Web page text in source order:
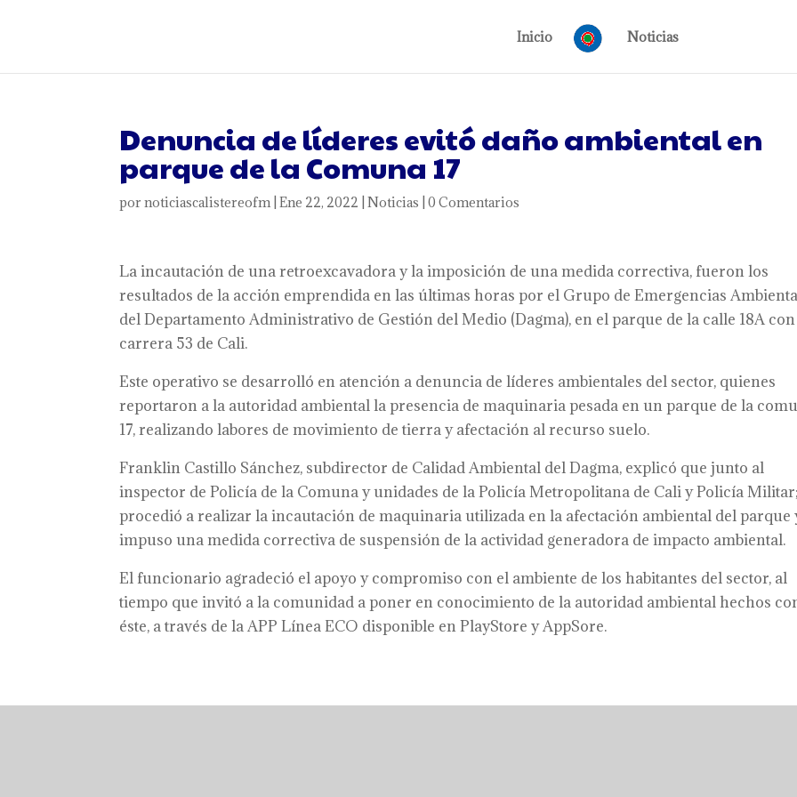
Inicio Noticias
Denuncia de líderes evitó daño ambiental en
parque de la Comuna 17
pornoticiascalistereofm|Ene 22, 2022 |Noticias |0 Comentarios
La incautación de una retroexcavadora y la imposición de una medida correctiva, fueron los
resultados de la acción emprendida en las últimas horas por el Grupo de Emergencias
del Departamento Administrativo de Gestión del Medio (Dagma), en el parque de la calle 18A con
carrera 53 de Cali.
Este operativo se desarrolló en atención a denuncia de líderes ambientales del sector, quienes
reportaron a la autoridad ambiental la presencia de maquinaria pesada en un parque de la
17, realizando labores de movimiento de tierra y afectación al recurso suelo.
Franklin Castillo Sánchez, subdirector de Calidad Ambiental del Dagma, explicó que junto al
inspector de Policía de la Comuna y unidades de la Policía Metropolitana de Cali y Policía
procedió a realizar la incautación de maquinaria utilizada en la afectación ambiental del parque
impuso una medida correctiva de suspensión de la actividad generadora de impacto ambiental.
El funcionario agradeció el apoyo y compromiso con el ambiente de los habitantes del sector, al
tiempo que invitó a la comunidad a poner en conocimiento de la autoridad ambiental hechos
éste, a través de la APP Línea ECO disponible en PlayStore y AppSore.